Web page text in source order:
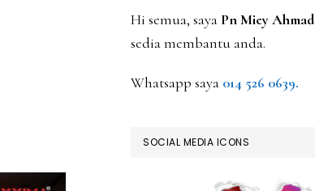
Hi semua, saya Pn Miey Ahmad
sedia membantu anda.
Whatsapp saya 014 526 0639.
SOCIAL MEDIA ICONS